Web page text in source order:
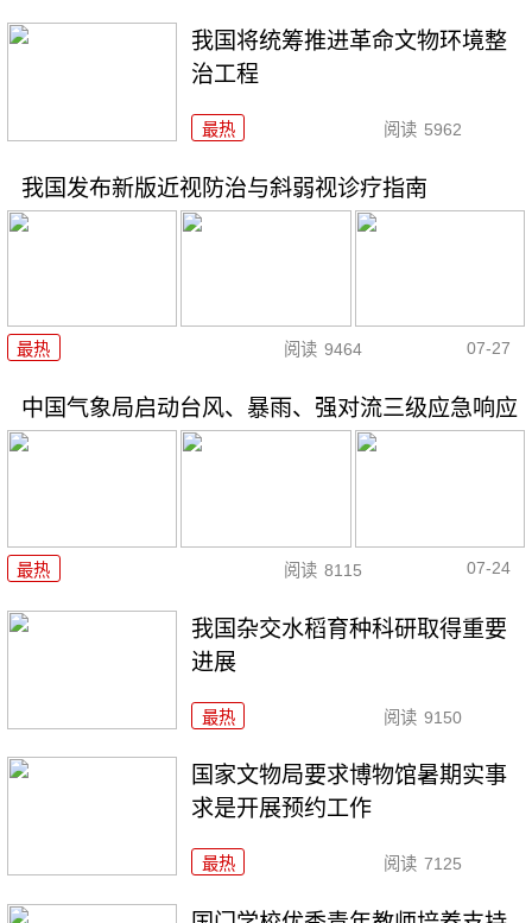
我国将统筹推进革命文物环境整
治工程
最热 阅读 5962
我国发布新版近视防治与斜弱视诊疗指南
最热 阅读 9464 07-27
中国气象局启动台风、暴雨、强对流三级应急响应
最热 阅读 8115 07-24
我国杂交水稻育种科研取得重要
进展
最热 阅读 9150
国家文物局要求博物馆暑期实事
求是开展预约工作
最热 阅读 7125